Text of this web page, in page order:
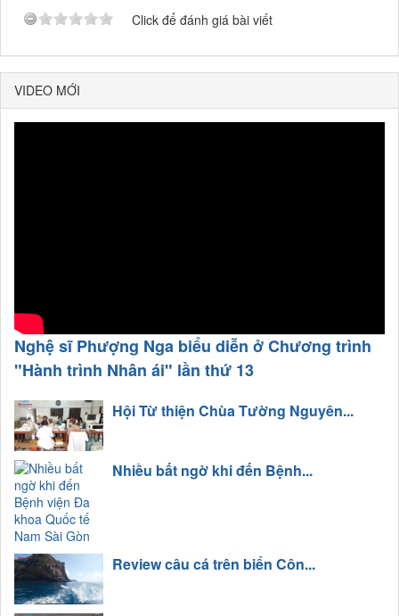
Click để đánh giá bài viết
VIDEO MỚI
Nghệ sĩ Phượng Nga biểu diễn ở Chương trình
"Hành trình Nhân ái" lần thứ 13
Hội Từ thiện Chùa Tường Nguyên...
Nhiều bất ngờ khi đến Bệnh...
Review câu cá trên biển Côn...